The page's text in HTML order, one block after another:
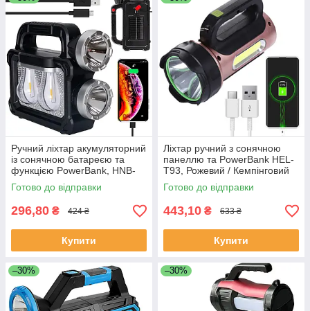
Ручний ліхтар акумуляторний
із сонячною батареєю та
функцією PowerBank, HNB-
7718-2W / Світлодіодний
ліхтар-лампа
Готово до відправки
296,80 ₴ 424 ₴
Купити
Ліхтар ручний з сонячною
панеллю та PowerBank HEL-
T93, Рожевий / Кемпінговий
переносний ліхтар на
акумуляторі
Готово до відправки
443,10 ₴ 633 ₴
Купити
–30% –30%